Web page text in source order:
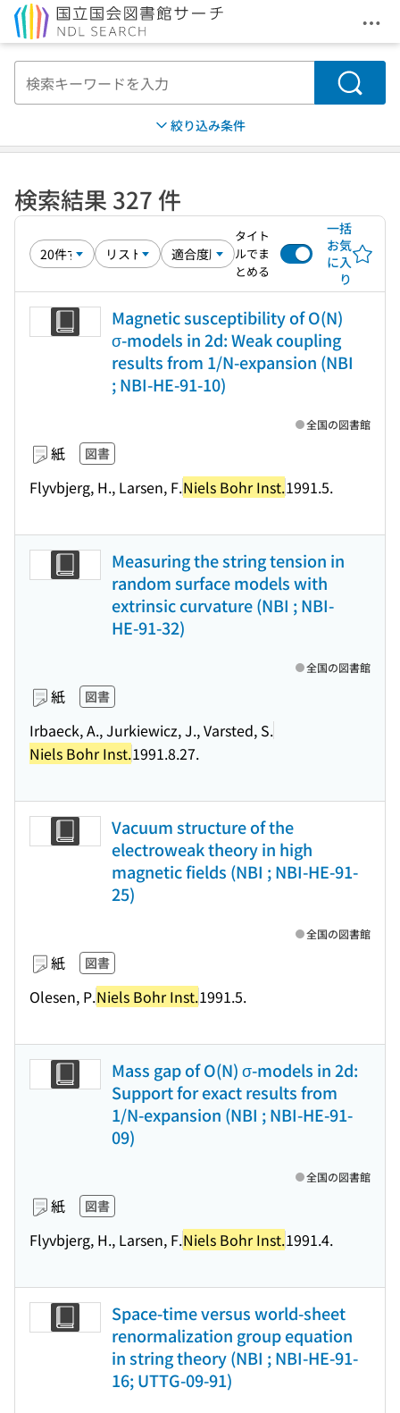
メ
検索
絞り込み条件
検索結果 327 件
タイト
ルでま
とめる
一括
お気
に入
り
Magnetic susceptibility of O(N)
σ-models in 2d: Weak coupling
results from 1/N-expansion (NBI
; NBI-HE-91-10)
紙 図書
Flyvbjerg, H., Larsen, F.Niels Bohr Inst.1991.5.
全国の図書館
Measuring the string tension in
random surface models with
extrinsic curvature (NBI ; NBI-
HE-91-32)
紙 図書
Irbaeck, A., Jurkiewicz, J., Varsted, S.
Niels Bohr Inst.1991.8.27.
全国の図書館
Vacuum structure of the
electroweak theory in high
magnetic fields (NBI ; NBI-HE-91-
25)
紙 図書
Olesen, P.Niels Bohr Inst.1991.5.
全国の図書館
Mass gap of O(N) σ-models in 2d:
Support for exact results from
1/N-expansion (NBI ; NBI-HE-91-
09)
紙 図書
Flyvbjerg, H., Larsen, F.Niels Bohr Inst.1991.4.
全国の図書館
Space-time versus world-sheet
renormalization group equation
in string theory (NBI ; NBI-HE-91-
16; UTTG-09-91)